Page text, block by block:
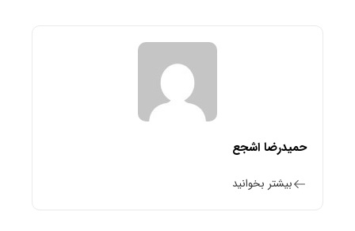
حمیدرضا اشجع
بیشتر بخوانید